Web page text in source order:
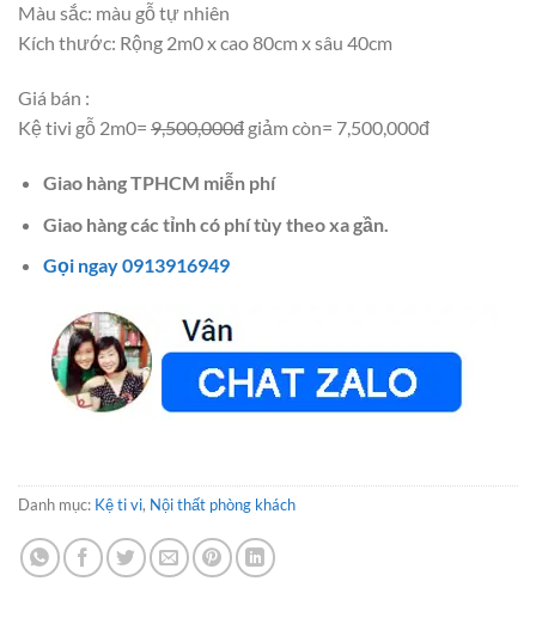
Màu sắc: màu gỗ tự nhiên
Kích thước: Rộng 2m0 x cao 80cm x sâu 40cm
Giá bán :
Kệ tivi gỗ 2m0= 9,500,000đ giảm còn= 7,500,000đ
Giao hàng TPHCM miễn phí
Giao hàng các tỉnh có phí tùy theo xa gần.
Gọi ngay 0913916949
Danh mục: Kệ ti vi, Nội thất phòng khách